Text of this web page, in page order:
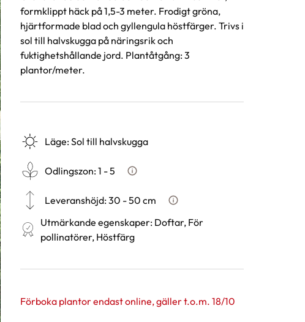
formklippt häck på 1,5-3 meter. Frodigt gröna,
hjärtformade blad och gyllengula höstfärger. Trivs i
sol till halvskugga på näringsrik och
fuktighetshållande jord. Plantåtgång: 3
plantor/meter.
Läge:Sol till halvskugga
Odlingszon:1 - 5
Vad är odlingszon?
Leveranshöjd:30 - 50 cm
Hur vi mäter leveranshöjd på
Utmärkande egenskaper: Doftar, För
pollinatörer, Höstfärg
Förboka plantor endast online, gäller t.o.m. 18/10